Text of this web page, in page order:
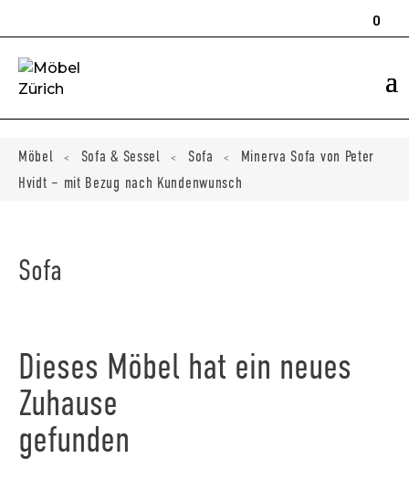
0
Möbel < Sofa & Sessel < Sofa <
Minerva Sofa von Peter
Hvidt – mit Bezug nach Kundenwunsch
Sofa
Dieses Möbel hat ein neues
Zuhause
gefunden